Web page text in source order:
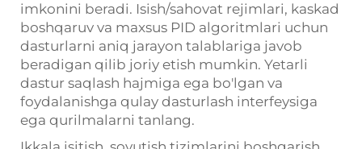
imkonini beradi. Isish/sahovat rejimlari, kaskad
boshqaruv va maxsus PID algoritmlari uchun
dasturlarni aniq jarayon talablariga javob
beradigan qilib joriy etish mumkin. Yetarli
dastur saqlash hajmiga ega bo'lgan va
foydalanishga qulay dasturlash interfeysiga
ega qurilmalarni tanlang.